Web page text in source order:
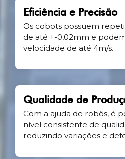
Eficiência e Precisão
Os cobots possuem
de até +-0,02mm e
velocidade de até 4m/s.
Qualidade de
Com a ajuda de robôs, é
nível consistente de
reduzindo variações e